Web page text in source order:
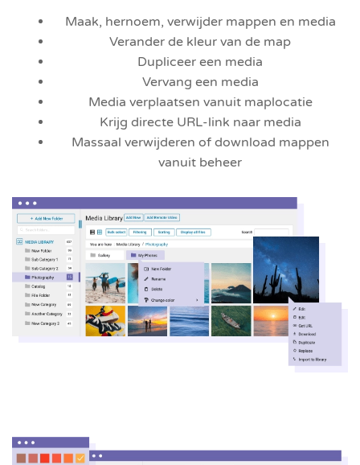
Maak, hernoem, verwijder mappen en media
Verander de kleur van de map
Dupliceer een media
Vervang een media
Media verplaatsen vanuit maplocatie
Krijg directe URL-link naar media
Massaal verwijderen of download mappen
vanuit beheer